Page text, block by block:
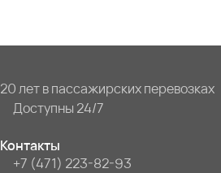
20 лет в пассажирских перевозках
Доступны 24/7
Контакты
+7 (471) 223-82-93